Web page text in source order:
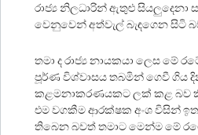
රාජ්‍ය නිලධාරින් ඇතුළු සියලුදෙනා
වෙනුවෙන් අත්වැල් බැඳගෙන සිටි
තමා ද රාජ්‍ය නායකයා ලෙස මේ
පූර්ණ විශ්වාසය තබමින් ගෙවී ගිය
කළමනාකරණයකට ලක් කළ බව
එම වගකීම ආරක්ෂක අංශ විසින්
තිබෙන බවත් තමාට මෙන්ම මේ